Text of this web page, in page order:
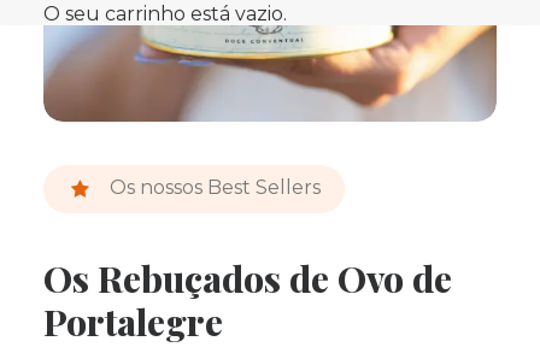
O seu carrinho está vazio.
Os nossos Best Sellers
Os Rebuçados de Ovo de
Portalegre